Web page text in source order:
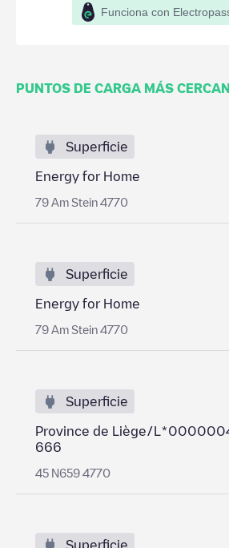
Funciona con
PUNTOS DE CARGA MÁS
Superficie
Energy for Home
79 Am Stein 4770
Superficie
Energy for Home
79 Am Stein 4770
Superficie
Province de Liège/
666
45 N659 4770
Superficie